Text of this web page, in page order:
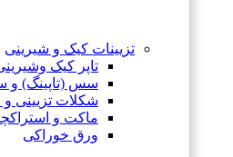
تزیینات کیک و شیرینی
تاپر کیک
سس (تاپینگ) و
شکلات تزیینی و
ماکت و
ورق خوراکی